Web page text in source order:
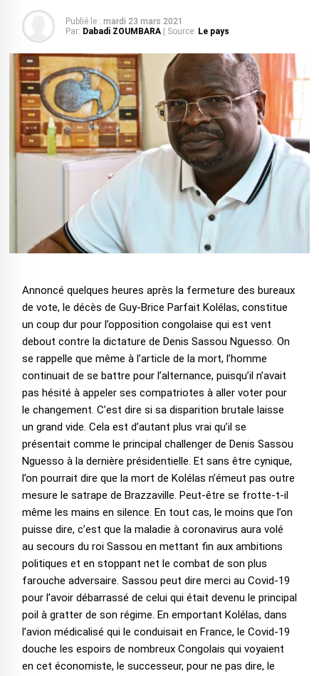
Publié le : mardi 23 mars 2021
Par: Dabadi ZOUMBARA | Source: Le pays
Annoncé quelques heures après la fermeture des bureaux
de vote, le décès de Guy-Brice Parfait Kolélas, constitue
un coup dur pour l’opposition congolaise qui est vent
debout contre la dictature de Denis Sassou Nguesso. On
se rappelle que même à l’article de la mort, l’homme
continuait de se battre pour l’alternance, puisqu’il n’avait
pas hésité à appeler ses compatriotes à aller voter pour
le changement. C’est dire si sa disparition brutale laisse
un grand vide. Cela est d’autant plus vrai qu’il se
présentait comme le principal challenger de Denis Sassou
Nguesso à la dernière présidentielle. Et sans être cynique,
l’on pourrait dire que la mort de Kolélas n’émeut pas outre
mesure le satrape de Brazzaville. Peut-être se frotte-t-il
même les mains en silence. En tout cas, le moins que l’on
puisse dire, c’est que la maladie à coronavirus aura volé
au secours du roi Sassou en mettant fin aux ambitions
politiques et en stoppant net le combat de son plus
farouche adversaire. Sassou peut dire merci au Covid-19
pour l’avoir débarrassé de celui qui était devenu le principal
poil à gratter de son régime. En emportant Kolélas, dans
l’avion médicalisé qui le conduisait en France, le Covid-19
douche les espoirs de nombreux Congolais qui voyaient
en cet économiste, le successeur, pour ne pas dire, le